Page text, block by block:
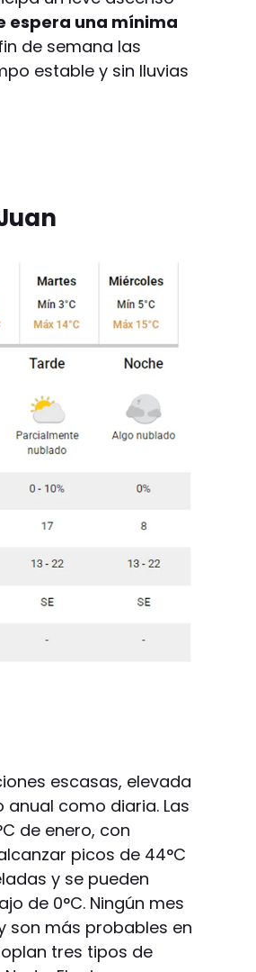
espera una mínima
de semana las
estable y sin lluvias
escasas, elevada
como diaria. Las
de enero, con
picos de 44°C
y se pueden
de 0°C. Ningún mes
son más probables en
tres tipos de